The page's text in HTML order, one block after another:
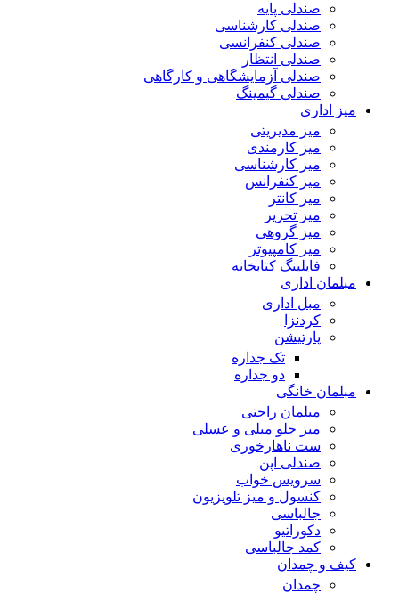
صندلی پایه
صندلی کارشناسی
صندلی کنفرانسی
صندلی انتظار
صندلی آزمایشگاهی و کارگاهی
صندلی گیمینگ
میز اداری
میز مدیریتی
میز کارمندی
میز کارشناسی
میز کنفرانس
میز کانتر
میز تحریر
میز گروهی
میز کامپیوتر
فایلینگ کتابخانه
مبلمان اداری
مبل اداری
کردنزا
پارتیشن
تک جداره
دو جداره
مبلمان خانگی
مبلمان راحتی
میز جلو مبلی و عسلی
ست ناهارخوری
صندلی اپن
سرویس خواب
کنسول و میز تلویزیون
جالباسی
دکوراتیو
کمد جالباسی
کیف و چمدان
چمدان